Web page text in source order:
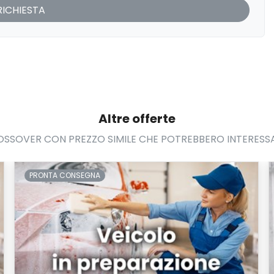
Altre offerte
CON PREZZO SIMILE CHE POTREBBERO
PRONTA CONSEGNA